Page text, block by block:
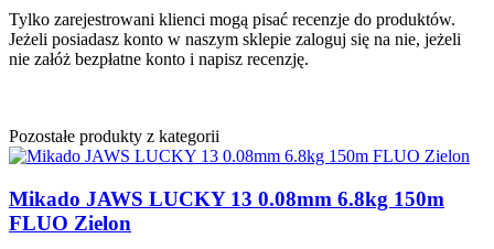
Tylko zarejestrowani klienci mogą pisać recenzje do produktów.
Jeżeli posiadasz konto w naszym sklepie zaloguj się na nie, jeżeli
nie załóż bezpłatne konto i napisz recenzję.
Pozostałe produkty z kategorii
Mikado JAWS LUCKY 13 0.08mm 6.8kg 150m
FLUO Zielon